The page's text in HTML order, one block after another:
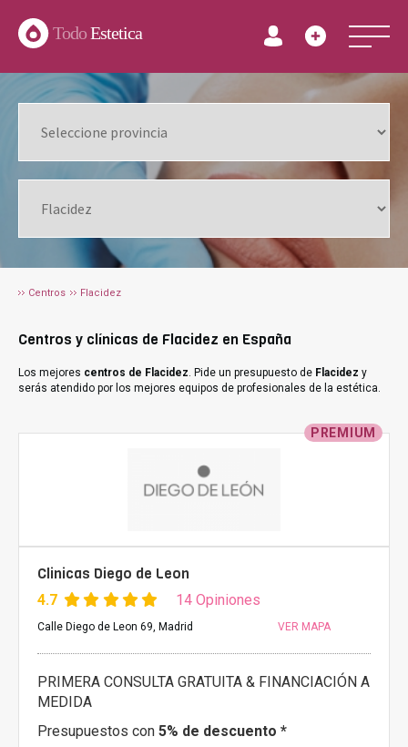
TodoEstetica
Centros Flacidez
Centros y clínicas de Flacidez en España
Los mejores centros de Flacidez. Pide un presupuesto de Flacidez y
serás atendido por los mejores equipos de profesionales de la estética.
PREMIUM
Clinicas Diego de Leon
4.7 14 Opiniones
Calle Diego de Leon 69, Madrid VER MAPA
PRIMERA CONSULTA GRATUITA & FINANCIACIÓN A
MEDIDA
Presupuestos con 5% de descuento *